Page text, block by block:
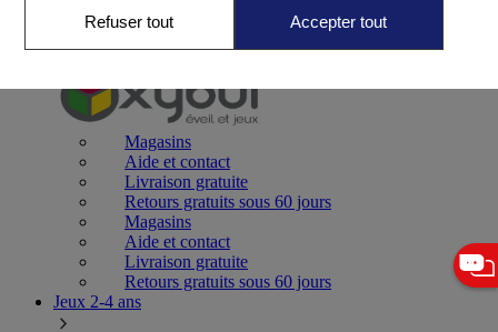
Jeux 0-2 ans
Magasins
Aide et contact
Livraison gratuite
Retours gratuits sous 60 jours
Magasins
Aide et contact
Livraison gratuite
Retours gratuits sous 60 jours
Jeux 2-4 ans
Refuser tout Accepter tout